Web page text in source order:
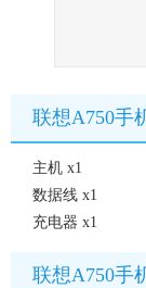
联想A750手
主机 x1
数据线 x1
充电器 x1
联想A750手